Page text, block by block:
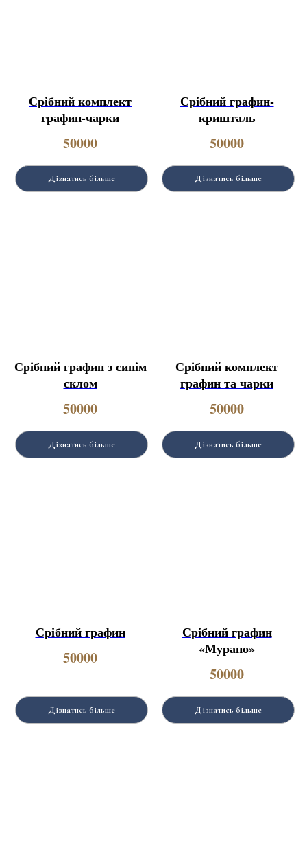
Срібний комплект
графин-чарки
50000
Дізнатись більше
Срібний графин-
кришталь
50000
Дізнатись більше
Срібний графин з синім
склом
50000
Дізнатись більше
Срібний комплект
графин та чарки
50000
Дізнатись більше
Срібний графин
50000
Дізнатись більше
Срібний графин
«Мурано»
50000
Дізнатись більше